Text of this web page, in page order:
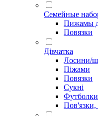
Семейные
Пижамы
Повязки
Дівчатка
Лосини/
Піжами
Повязки
Сукні
Футболки
Пов'язки,